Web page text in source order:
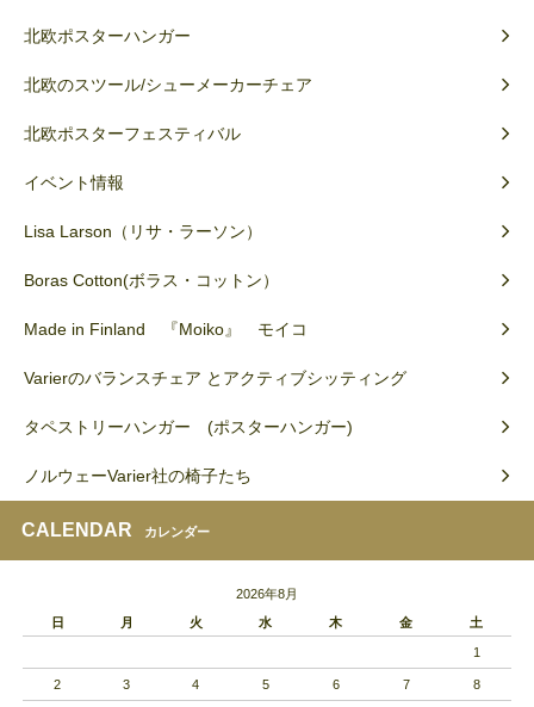
北欧ポスターハンガー
北欧のスツール/シューメーカーチェア
北欧ポスターフェスティバル
イベント情報
Lisa Larson（リサ・ラーソン）
Boras Cotton(ボラス・コットン）
Made in Finland 『Moiko』 モイコ
Varierのバランスチェア とアクティブシッティング
タペストリーハンガー (ポスターハンガー)
ノルウェーVarier社の椅子たち
CALENDAR カレンダー
2026年8月
日
月 火 水 木 金 土
1
2 3 4 5 6 7 8